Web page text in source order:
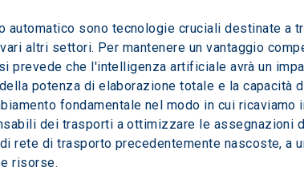
altri settori. Per mantenere un vantaggio
prevede che l'intelligenza artificiale avrà un
potenza di elaborazione totale e la capacità
fondamentale nel modo in cui
dei trasporti a ottimizzare le assegnazioni
rete di trasporto precedentemente nascoste, a
risorse.